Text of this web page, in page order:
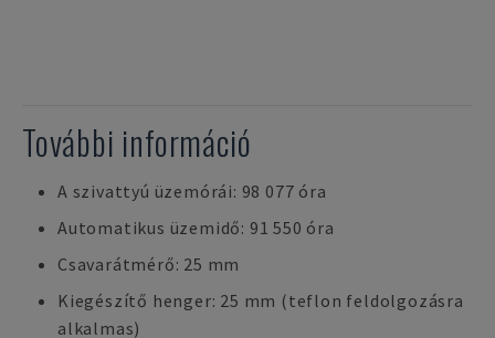
További információ
A szivattyú üzemórái: 98 077 óra
Automatikus üzemidő: 91 550 óra
Csavarátmérő: 25 mm
Kiegészítő henger: 25 mm (teflon feldolgozásra
alkalmas)